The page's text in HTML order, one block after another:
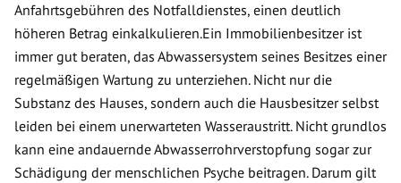
Anfahrtsgebühren des Notfalldienstes, einen deutlich
höheren Betrag einkalkulieren.Ein Immobilienbesitzer ist
immer gut beraten, das Abwassersystem seines Besitzes einer
regelmäßigen Wartung zu unterziehen. Nicht nur die
Substanz des Hauses, sondern auch die Hausbesitzer selbst
leiden bei einem unerwarteten Wasseraustritt. Nicht grundlos
kann eine andauernde Abwasserrohrverstopfung sogar zur
Schädigung der menschlichen Psyche beitragen. Darum gilt